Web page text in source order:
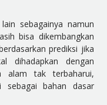
sebagainya namun
bisa dikembangkan
prediksi jika
dihadapkan dengan
alam tak terbaharui,
sebagai bahan dasar